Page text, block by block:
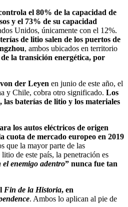
el 80% de la capacidad de
y el 73% de su capacidad
Unidos, únicamente con el 12%.
de litio salen de los puertos de
, ambos ubicados en territorio
la transición energética, por
der Leyen en junio de este año, el
y Chile, cobra otro significado. Los
las baterías de litio y los materiales
los autos eléctricos de origen
cuota de mercado europeo en 2019
que la mayor parte de las
de este país, la penetración es
el enemigo adentro” nunca fue tan
Fin de la Historia, en
. Ambos lo aplican al pie de